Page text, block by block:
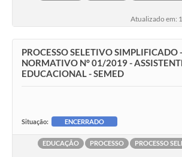
Atualizado em:
PROCESSO SELETIVO SIMPLIFICADO
NORMATIVO N° 01/2019 -
EDUCACIONAL - SEMED
Situação: ENCERRADO
EDUCAÇÃO PROCESSO PROCESSO